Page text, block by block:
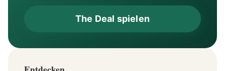
The Deal spielen